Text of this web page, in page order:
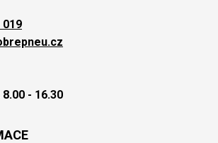
019
- 16.30